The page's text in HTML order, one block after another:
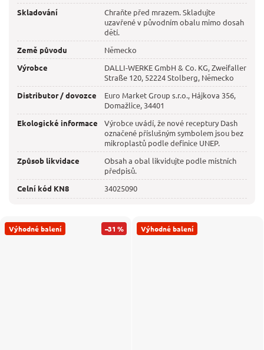
Skladování
Chraňte před mrazem. Skladujte
uzavřené v původním obalu mimo dosah
dětí.
Země původu
Německo
Výrobce
DALLI-WERKE GmbH & Co. KG, Zweifaller
Straße 120, 52224 Stolberg, Německo
Distributor / dovozce
Euro Market Group s.r.o., Hájkova 356,
Domažlice, 34401
Ekologické informace
Výrobce uvádí, že nové receptury Dash
označené příslušným symbolem jsou bez
mikroplastů podle definice UNEP.
Způsob likvidace
Obsah a obal likvidujte podle místních
předpisů.
Celní kód KN8
34025090
Výhodné balení –31 % Výhodné balení